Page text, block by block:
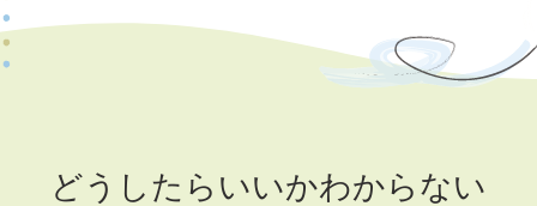
どうしたらいいかわからない